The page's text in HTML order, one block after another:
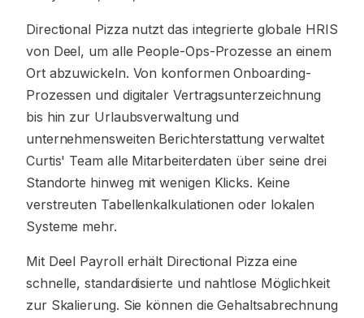
Directional Pizza nutzt das integrierte globale HRIS
von Deel, um alle People-Ops-Prozesse an einem
Ort abzuwickeln. Von konformen Onboarding-
Prozessen und digitaler Vertragsunterzeichnung
bis hin zur Urlaubsverwaltung und
unternehmensweiten Berichterstattung verwaltet
Curtis' Team alle Mitarbeiterdaten über seine drei
Standorte hinweg mit wenigen Klicks. Keine
verstreuten Tabellenkalkulationen oder lokalen
Systeme mehr.
Mit Deel Payroll erhält Directional Pizza eine
schnelle, standardisierte und nahtlose Möglichkeit
zur Skalierung. Sie können die Gehaltsabrechnung